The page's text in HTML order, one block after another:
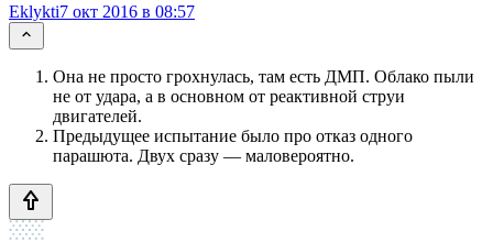
Eklykti7 окт 2016 в 08:57
Она не просто грохнулась, там есть ДМП. Облако пыли
не от удара, а в основном от реактивной струи
двигателей.
Предыдущее испытание было про отказ одного
парашюта. Двух сразу — маловероятно.